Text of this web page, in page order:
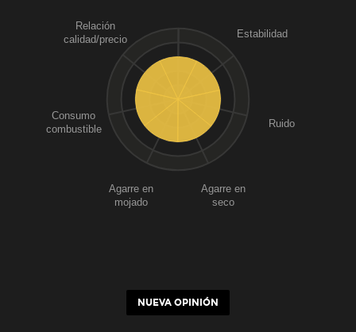
Estabilidad
Ruido
Agarre en
seco
Agarre en
mojado
Consumo
combustible
Relación
calidad/precio
NUEVA OPINIÓN